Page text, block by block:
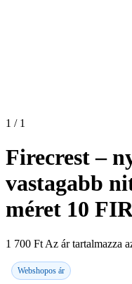
1 / 1
Firecrest –
vastagabb
méret 10
1 700 Ft Az ár tartalmazza
Webshopos ár